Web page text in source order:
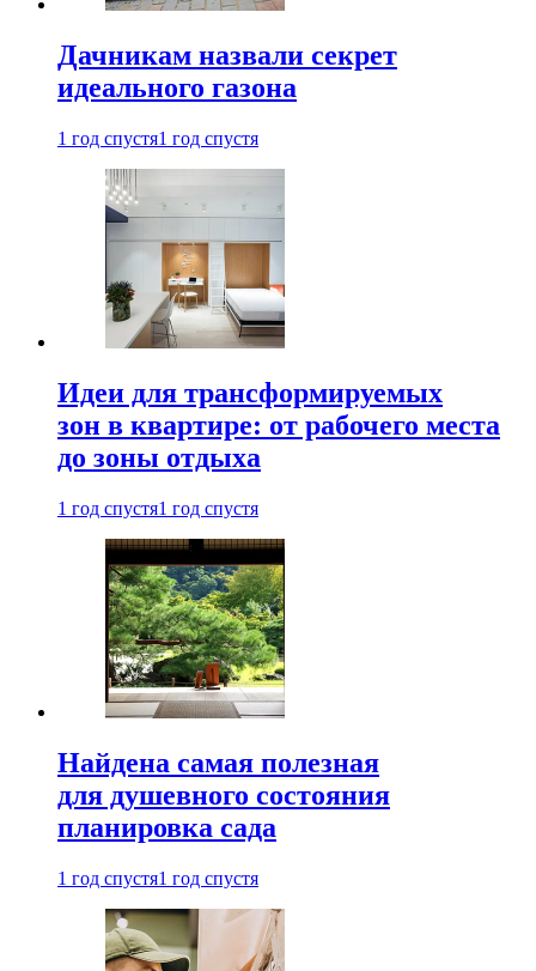
Дачникам назвали секрет
идеального газона
1 год спустя1 год спустя
Идеи для трансформируемых
зон в квартире: от рабочего места
до зоны отдыха
1 год спустя1 год спустя
Найдена самая полезная
для душевного состояния
планировка сада
1 год спустя1 год спустя